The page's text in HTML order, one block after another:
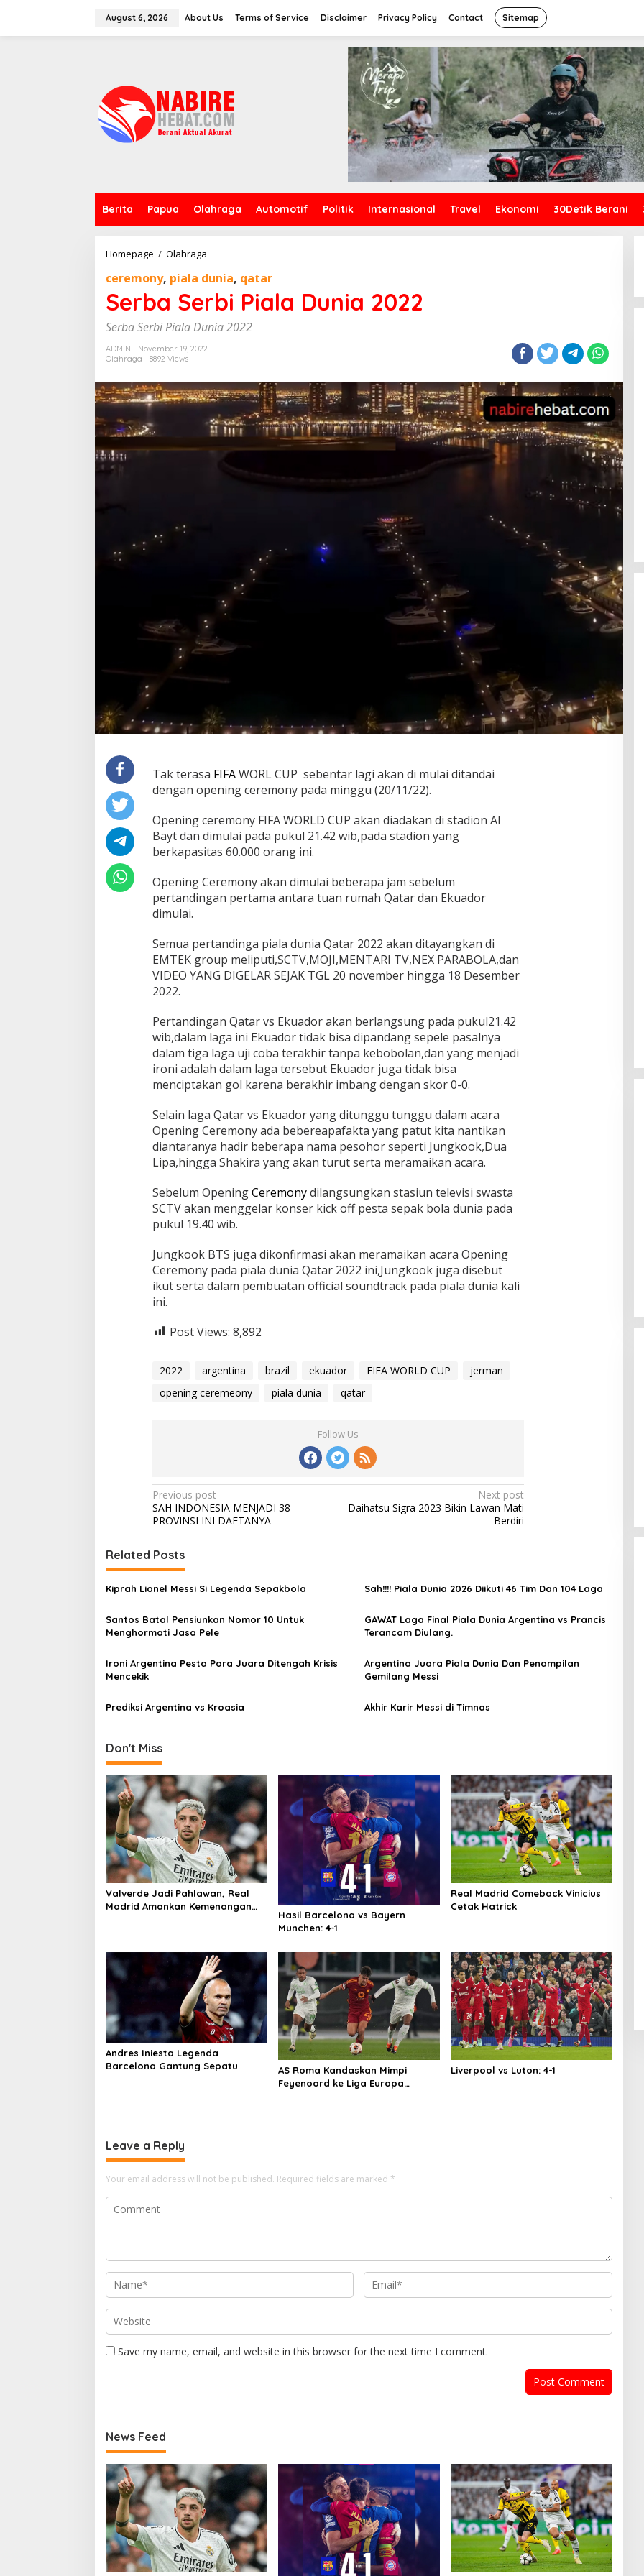
August 6, 2026 About Us Terms of Service Disclaimer Privacy Policy Contact Sitemap
Berita Papua Olahraga Automotif Politik Internasional Travel Ekonomi 30Detik Berani
Homepage / Olahraga
Piala
Dunia
2022
ceremony, piala dunia, qatar
Serba Serbi Piala Dunia 2022
Serba Serbi Piala Dunia 2022
ADMIN
November 19, 2022
Olahraga
8892 Views
Tak terasa FIFAWORL CUP sebentar lagi akan di mulai ditandai
dengan opening ceremony pada minggu (20/11/22).
Opening ceremony FIFA WORLD CUP akan diadakan di stadion Al
Bayt dan dimulai pada pukul 21.42 wib,pada stadion yang
berkapasitas 60.000 orang ini.
Opening Ceremony akan dimulai beberapa jam sebelum
pertandingan pertama antara tuan rumah Qatar dan Ekuador
dimulai.
Semua pertandinga piala dunia Qatar 2022 akan ditayangkan di
EMTEK group meliputi,SCTV,MOJI,MENTARI TV,NEX PARABOLA,dan
VIDEO YANG DIGELAR SEJAK TGL 20 november hingga 18 Desember
2022.
Pertandingan Qatar vs Ekuador akan berlangsung pada pukul21.42
wib,dalam laga ini Ekuador tidak bisa dipandang sepele pasalnya
dalam tiga laga uji coba terakhir tanpa kebobolan,dan yang menjadi
ironi adalah dalam laga tersebut Ekuador juga tidak bisa
menciptakan gol karena berakhir imbang dengan skor 0-0.
Selain laga Qatar vs Ekuador yang ditunggu tunggu dalam acara
Opening Ceremony ada bebereapafakta yang patut kita nantikan
diantaranya hadir beberapa nama pesohor seperti Jungkook,Dua
Lipa,hingga Shakira yang akan turut serta meramaikan acara.
Sebelum OpeningCeremonydilangsungkan stasiun televisi swasta
SCTV akan menggelar konser kick off pesta sepak bola dunia pada
pukul 19.40 wib.
Jungkook BTS juga dikonfirmasi akan meramaikan acara Opening
Ceremony pada piala dunia Qatar 2022 ini,Jungkook juga disebut
ikut serta dalam pembuatan official soundtrack pada piala dunia kali
ini.
Post Views: 8,892
2022 argentina brazil ekuador FIFA WORLD CUP
jerman
opening ceremeony
piala dunia qatar
Follow Us
Post
navigation
Previous post
SAH INDONESIA MENJADI 38
PROVINSI INI DAFTANYA
Next post
Daihatsu Sigra 2023 Bikin Lawan Mati
Berdiri
Related Posts
Kiprah Lionel Messi Si Legenda Sepakbola Sah!!!! Piala Dunia 2026 Diikuti 46 Tim Dan 104 Laga
Santos Batal Pensiunkan Nomor 10 Untuk
Menghormati Jasa Pele
GAWAT Laga Final Piala Dunia Argentina vs Prancis
Terancam Diulang.
Ironi Argentina Pesta Pora Juara Ditengah Krisis
Mencekik
Argentina Juara Piala Dunia Dan Penampilan
Gemilang Messi
Prediksi Argentina vs Kroasia Akhir Karir Messi di Timnas
Don't Miss
Valverde Jadi Pahlawan, Real
Madrid Amankan Kemenangan
Hasil Barcelona vs Bayern
Munchen: 4-1
Real Madrid Comeback Vinicius
Cetak Hatrick
Andres Iniesta Legenda
Barcelona Gantung Sepatu
AS Roma Kandaskan Mimpi
Feyenoord ke Liga Europa
Liverpool vs Luton: 4-1
Leave a Reply
Your email address will not be published. Required fields are marked *
Save my name, email, and website in this browser for the next time I comment.
News Feed